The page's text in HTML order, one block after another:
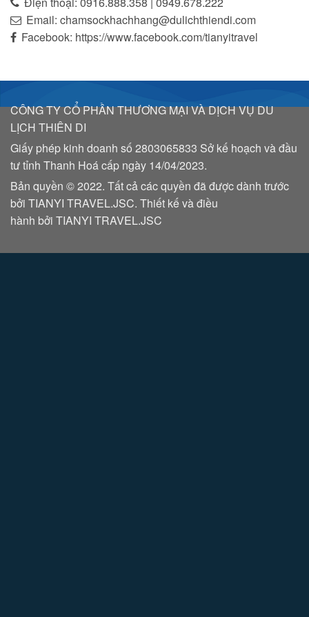
Email: chamsockhachhang@dulichthiendi.com
Facebook: https://www.facebook.com/tianyitravel
CÔNG TY CỔ PHẦN THƯƠNG MẠI VÀ DỊCH VỤ DU
LỊCH THIÊN DI
Giấy phép kinh doanh số 2803065833 Sở kế hoạch và đầu
tư tỉnh Thanh Hoá cấp ngày 14/04/2023.
Bản quyền © 2022. Tất cả các quyền đã được dành trước
bởi TIANYI TRAVEL.JSC. Thiết kế và điều
hành bởi TIANYI TRAVEL.JSC